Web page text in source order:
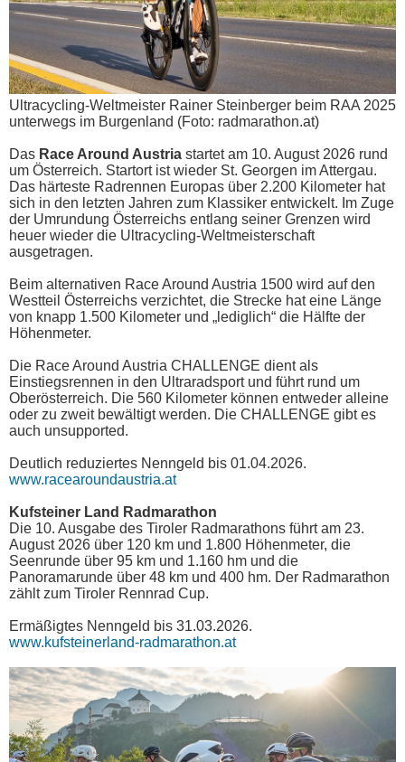
Ultracycling-Weltmeister Rainer Steinberger beim RAA 2025
unterwegs im Burgenland (Foto: radmarathon.at)
Das Race Around Austria startet am 10. August 2026 rund
um Österreich. Startort ist wieder St. Georgen im Attergau.
Das härteste Radrennen Europas über 2.200 Kilometer hat
sich in den letzten Jahren zum Klassiker entwickelt. Im Zuge
der Umrundung Österreichs entlang seiner Grenzen wird
heuer wieder die Ultracycling-Weltmeisterschaft
ausgetragen.
Beim alternativen Race Around Austria 1500 wird auf den
Westteil Österreichs verzichtet, die Strecke hat eine Länge
von knapp 1.500 Kilometer und „lediglich“ die Hälfte der
Höhenmeter.
Die Race Around Austria CHALLENGE dient als
Einstiegsrennen in den Ultraradsport und führt rund um
Oberösterreich. Die 560 Kilometer können entweder alleine
oder zu zweit bewältigt werden. Die CHALLENGE gibt es
auch unsupported.
Deutlich reduziertes Nenngeld bis 01.04.2026.
www.racearoundaustria.at
Kufsteiner Land Radmarathon
Die 10. Ausgabe des Tiroler Radmarathons führt am 23.
August 2026 über 120 km und 1.800 Höhenmeter, die
Seenrunde über 95 km und 1.160 hm und die
Panoramarunde über 48 km und 400 hm. Der Radmarathon
zählt zum Tiroler Rennrad Cup.
Ermäßigtes Nenngeld bis 31.03.2026.
www.kufsteinerland-radmarathon.at